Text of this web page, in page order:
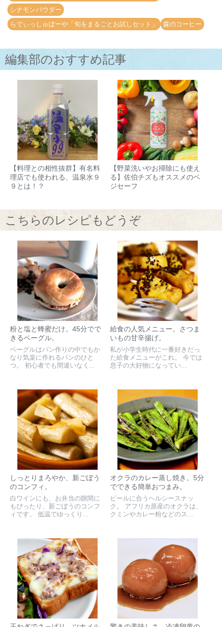
シナモンパウダー
らでぃっしゅぼーや「旬をまるごとお試しセット」
森のコーヒー
編集部のおすすめ記事
【料理との相性抜群】有名料
理店でも使われる、温泉水９
９とは！？
【野菜洗いやお掃除にも使え
る】佐伯チズもオススメのベ
ジセーフ
こちらのレシピもどうぞ
粉と塩と蜂蜜だけ。45分でで
きるベーグル。
ベーグルはパン作りの中でもか
なり気楽に作れるパンのひと
つ。 初心者でも間違いなく...
給食の人気メニュー。さつま
いもの甘辛揚げ。
私が小学生時代に一番好きだっ
た給食メニューがこれ。 今では
息子の大好物になってい...
しっとりまろやか、新ごぼう
のコンフィ。
白ワインにも、お弁当の隙間に
もぴったり、新ごぼうのコンフ
ィです。 低温でゆっくり...
オクラのカレー蒸し焼き。5分
でできる簡単おつまみ。
ビールに合うヘルシースナッ
ク。 アフリカ原産のオクラは、
クミンやカレー粉などのス...